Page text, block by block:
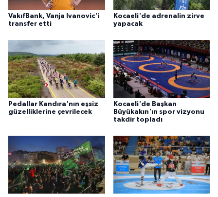
VakıfBank, Vanja Ivanovic'i
transfer etti
Kocaeli'de adrenalin zirve
yapacak
Pedallar Kandıra'nın eşsiz
güzelliklerine çevrilecek
Kocaeli'de Başkan
Büyükakın'ın spor vizyonu
takdir topladı